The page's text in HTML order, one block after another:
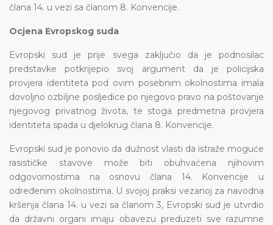
člana 14. u vezi sa članom 8. Konvencije.
Ocjena Evropskog suda
Evropski sud je prije svega zaključio da je podnosilac
predstavke potkrijepio svoj argument da je policijska
provjera identiteta pod ovim posebnim okolnostima imala
dovoljno ozbiljne posljedice po njegovo pravo na poštovanje
njegovog privatnog života, te stoga predmetna provjera
identiteta spada u djelokrug člana 8. Konvencije.
Evropski sud je ponovio da dužnost vlasti da istraže moguće
rasističke stavove može biti obuhvaćena njihovim
odgovornostima na osnovu člana 14. Konvencije u
određenim okolnostima. U svojoj praksi vezanoj za navodna
kršenja člana 14. u vezi sa članom 3, Evropski sud je utvrdio
da državni organi imaju obavezu preduzeti sve razumne